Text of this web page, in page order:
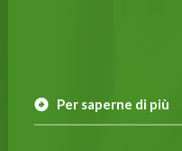
Per saperne di più